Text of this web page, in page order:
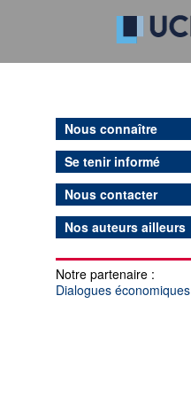
Nous connaître
Se tenir informé
Nous contacter
Nos auteurs ailleurs
Notre partenaire :
Dialogues économiques